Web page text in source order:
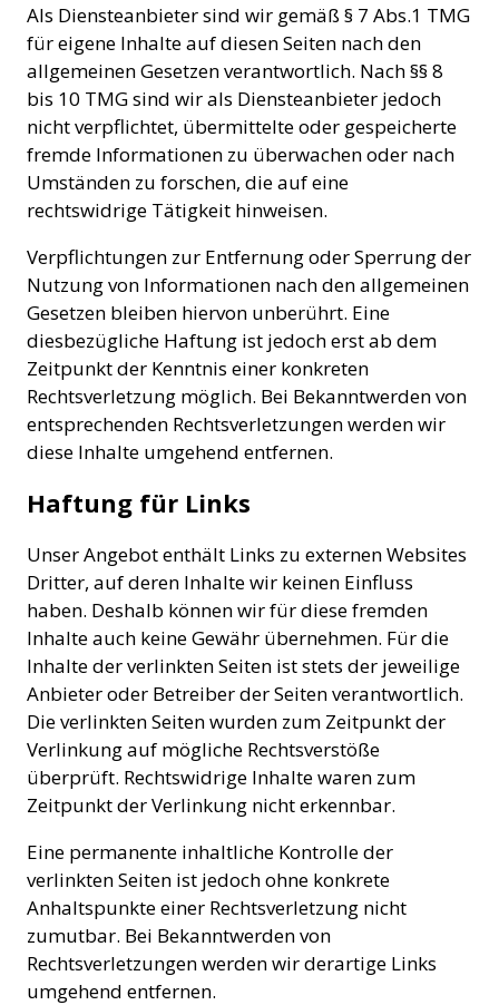
Als Diensteanbieter sind wir gemäß § 7 Abs.1 TMG
für eigene Inhalte auf diesen Seiten nach den
allgemeinen Gesetzen verantwortlich. Nach §§ 8
bis 10 TMG sind wir als Diensteanbieter jedoch
nicht verpflichtet, übermittelte oder gespeicherte
fremde Informationen zu überwachen oder nach
Umständen zu forschen, die auf eine
rechtswidrige Tätigkeit hinweisen.
Verpflichtungen zur Entfernung oder Sperrung der
Nutzung von Informationen nach den allgemeinen
Gesetzen bleiben hiervon unberührt. Eine
diesbezügliche Haftung ist jedoch erst ab dem
Zeitpunkt der Kenntnis einer konkreten
Rechtsverletzung möglich. Bei Bekanntwerden von
entsprechenden Rechtsverletzungen werden wir
diese Inhalte umgehend entfernen.
Haftung für Links
Unser Angebot enthält Links zu externen Websites
Dritter, auf deren Inhalte wir keinen Einfluss
haben. Deshalb können wir für diese fremden
Inhalte auch keine Gewähr übernehmen. Für die
Inhalte der verlinkten Seiten ist stets der jeweilige
Anbieter oder Betreiber der Seiten verantwortlich.
Die verlinkten Seiten wurden zum Zeitpunkt der
Verlinkung auf mögliche Rechtsverstöße
überprüft. Rechtswidrige Inhalte waren zum
Zeitpunkt der Verlinkung nicht erkennbar.
Eine permanente inhaltliche Kontrolle der
verlinkten Seiten ist jedoch ohne konkrete
Anhaltspunkte einer Rechtsverletzung nicht
zumutbar. Bei Bekanntwerden von
Rechtsverletzungen werden wir derartige Links
umgehend entfernen.